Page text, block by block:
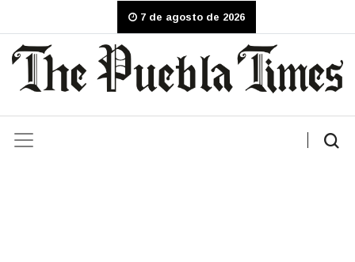
7 de agosto de 2026